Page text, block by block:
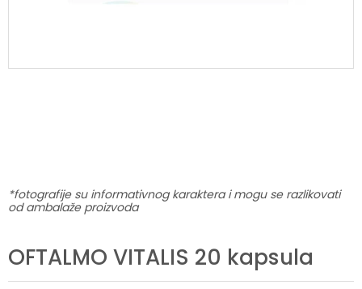
*fotografije su informativnog karaktera i mogu se razlikovati
od ambalaže proizvoda
OFTALMO VITALIS 20 kapsula